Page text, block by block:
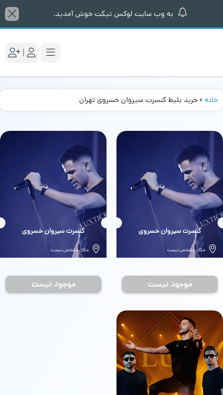
به وب سایت لوکس تیکت خوش آمدید.
|
خانه »خرید بلیط کنسرت سیروان خسروی تهران
بلیط
کنسرت سیروان خسروی
مکان مشخص نیست
موجود نیست
بلیط
کنسرت سیروان خسروی
مکان مشخص نیست
موجود نیست